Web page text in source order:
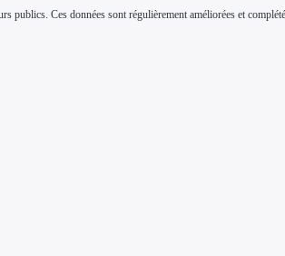
Ces données sont régulièrement améliorées et